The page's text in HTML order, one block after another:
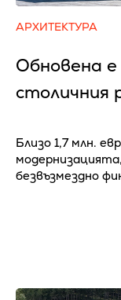
АРХИТЕКТУРА
Обновена е
столичния
Близо 1,7 млн.
безвъзмездно